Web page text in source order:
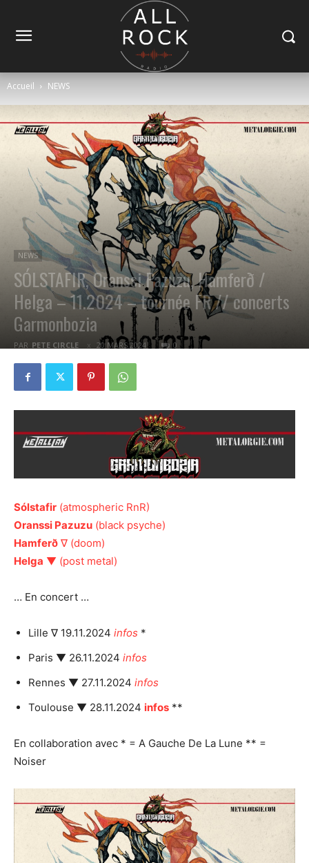
Accueil NEWS
NEWS
SÓLSTAFIR, Oranssi Pazuzu, Hamferð /
Helga – 11.2024 – tournée FR // concerts
Garmonbozia
PAR PETE CIRCLE 20 MARS 2024 0
Sólstafir (atmospheric RnR)
Oranssi Pazuzu (black psyche)
Hamferð ∇ (doom)
Helga ▼ (post metal)
… En concert …
Lille ∇ 19.11.2024 infos *
Paris ▼ 26.11.2024 infos
Rennes ▼ 27.11.2024 infos
Toulouse ▼ 28.11.2024 infos **
En collaboration avec * = A Gauche De La Lune ** =
Noiser